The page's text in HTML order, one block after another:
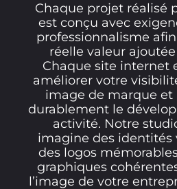
Chaque projet réalisé
est conçu avec
professionnalisme
réelle valeur
Chaque site internet
améliorer votre
image de marque et
durablement le
activité. Notre
imagine des identités
des logos
graphiques
l’image de votre